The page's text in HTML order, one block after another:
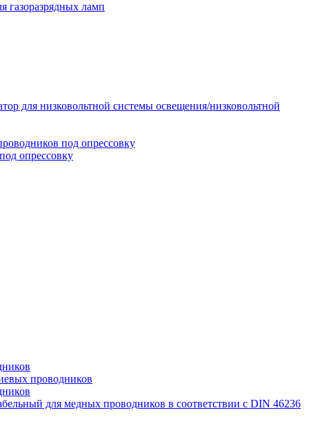
газоразрядных ламп
для низковольтной системы освещения/низковольтной
под опрессовку
опрессовку
проводников
для медных проводников в соответствии с DIN 46236